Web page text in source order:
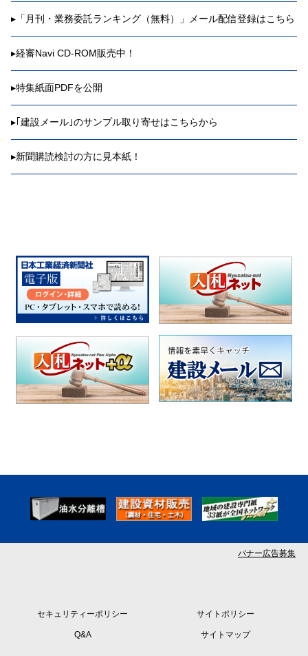
▸ 「月刊・業務委託ランキング（無料）」メール配信登録はこちら
▸経審Navi CD-ROM販売中！
▸特集紙面PDFを公開
▸ ｢建設メール｣のサンプル取り寄せはこちらから
▸新聞購読検討の方に見本紙！
バナー広告募集
セキュリティーポリシー サイトポリシー
Q&A サイトマップ